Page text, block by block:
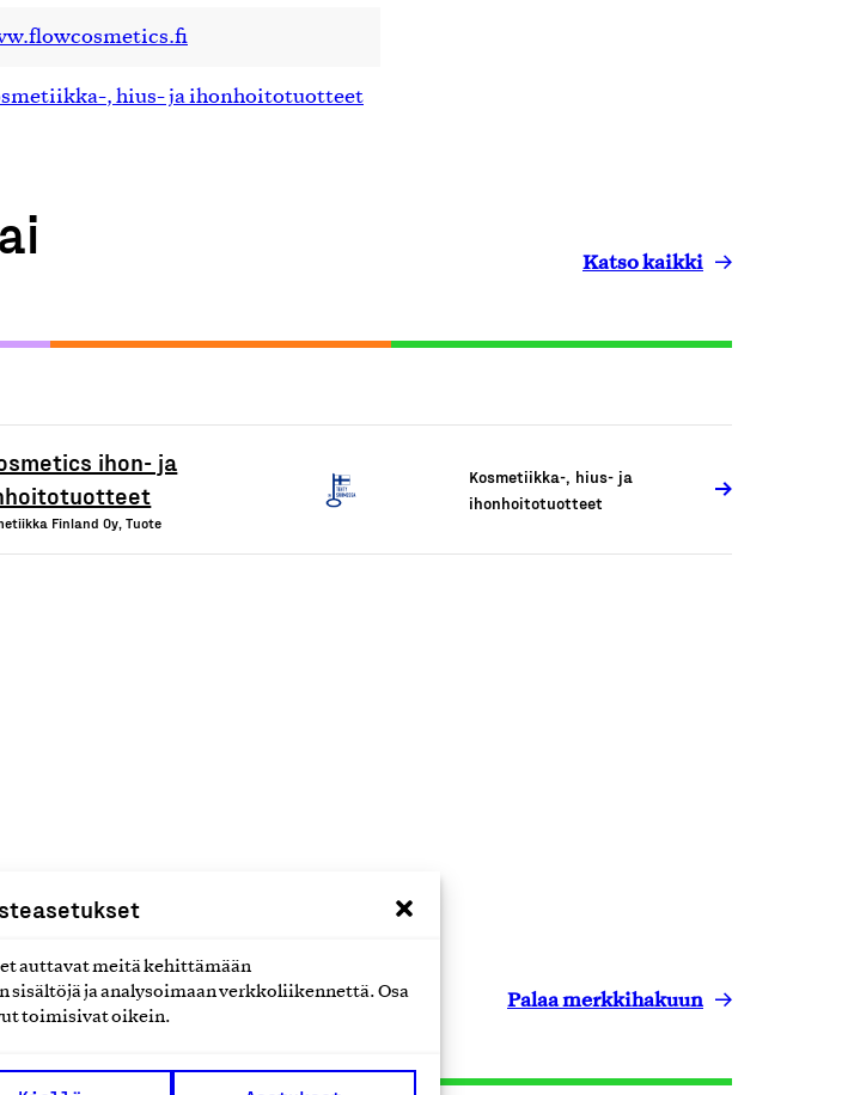
auttavat meitä kehittämään
ja analysoimaan verkkoliikennettä. Osa
toimisivat oikein.
, hius- ja ihonhoitotuotteet
Katso kaikki
ihon- ja
Finland Oy, Tuote
Kosmetiikka-, hius- ja
ihonhoitotuotteet
Palaa merkkihakuun